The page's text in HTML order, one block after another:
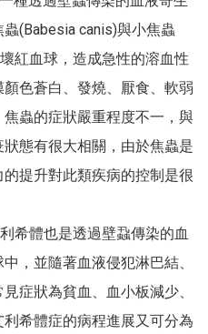
(Babesia canis)與小焦蟲
紅血球，造成急性的溶血性
色蒼白、發燒、厭食、軟弱
蟲的症狀嚴重程度不一，與
態有很大相關，由於焦蟲是
提升對此類疾病的控制是很
希體也是透過壁蝨傳染的血
，並隨著血液侵犯淋巴結、
症狀為貧血、血小板減少、
希體症的病程進展又可分為